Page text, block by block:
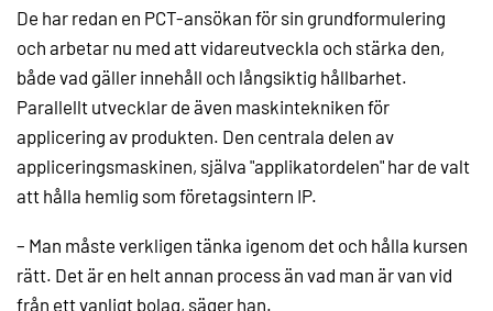
De har redan en PCT-ansökan för sin grundformulering
och arbetar nu med att vidareutveckla och stärka den,
både vad gäller innehåll och långsiktig hållbarhet.
Parallellt utvecklar de även maskintekniken för
applicering av produkten. Den centrala delen av
appliceringsmaskinen, själva "applikatordelen" har de valt
att hålla hemlig som företagsintern IP.
– Man måste verkligen tänka igenom det och hålla kursen
rätt. Det är en helt annan process än vad man är van vid
från ett vanligt bolag, säger han.